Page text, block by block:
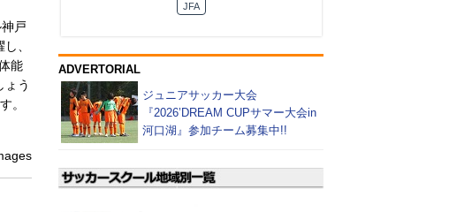
戸
、
能
ょう
。
JFA
ADVERTORIAL
ジュニアサッカー大会
『2026’DREAM CUPサマー大会in
河口湖』参加チーム募集中!!